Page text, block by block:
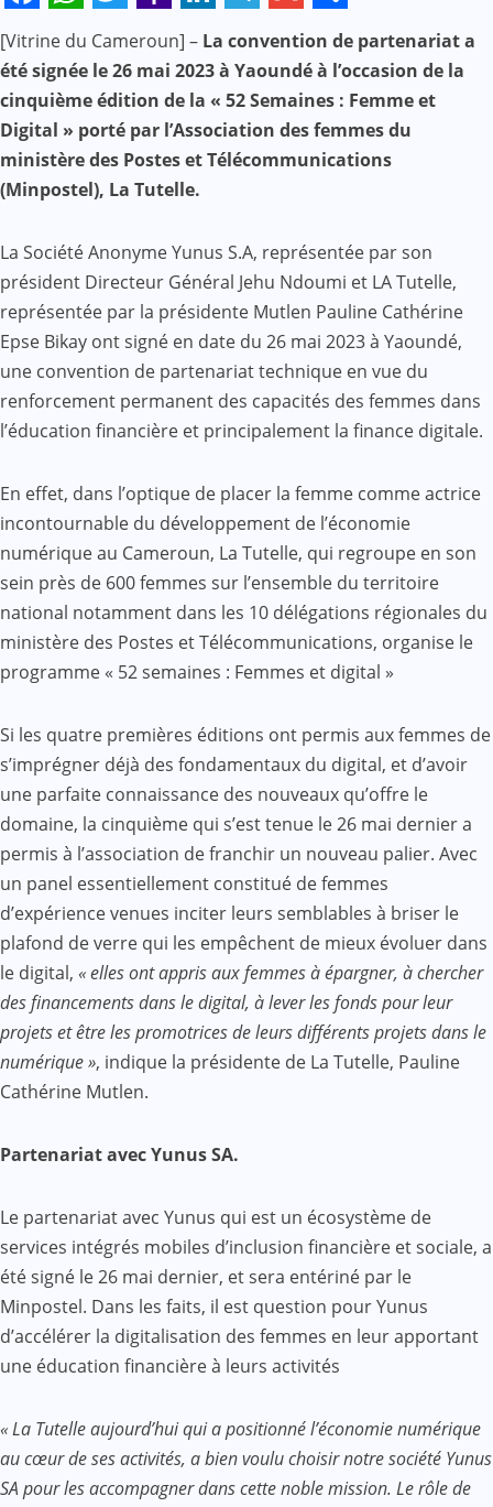
Facebook
WhatsApp
Twitter
Yahoo
Mail
LinkedIn
Telegram
Gmail
Share
[Vitrine du Cameroun] – La convention de partenariat a
été signée le 26 mai 2023 à Yaoundé à l’occasion de la
cinquième édition de la « 52 Semaines : Femme et
Digital » porté par l’Association des femmes du
ministère des Postes et Télécommunications
(Minpostel), La Tutelle.
La Société Anonyme Yunus S.A, représentée par son
président Directeur Général Jehu Ndoumi et LA Tutelle,
représentée par la présidente Mutlen Pauline Cathérine
Epse Bikay ont signé en date du 26 mai 2023 à Yaoundé,
une convention de partenariat technique en vue du
renforcement permanent des capacités des femmes dans
l’éducation financière et principalement la finance digitale.
En effet, dans l’optique de placer la femme comme actrice
incontournable du développement de l’économie
numérique au Cameroun, La Tutelle, qui regroupe en son
sein près de 600 femmes sur l’ensemble du territoire
national notamment dans les 10 délégations régionales du
ministère des Postes et Télécommunications, organise le
programme « 52 semaines : Femmes et digital »
Si les quatre premières éditions ont permis aux femmes de
s’imprégner déjà des fondamentaux du digital, et d’avoir
une parfaite connaissance des nouveaux qu’offre le
domaine, la cinquième qui s’est tenue le 26 mai dernier a
permis à l’association de franchir un nouveau palier. Avec
un panel essentiellement constitué de femmes
d’expérience venues inciter leurs semblables à briser le
plafond de verre qui les empêchent de mieux évoluer dans
le digital, « elles ont appris aux femmes à épargner, à chercher
des financements dans le digital, à lever les fonds pour leur
projets et être les promotrices de leurs différents projets dans le
numérique », indique la présidente de La Tutelle, Pauline
Cathérine Mutlen.
Partenariat avec Yunus SA.
Le partenariat avec Yunus qui est un écosystème de
services intégrés mobiles d’inclusion financière et sociale, a
été signé le 26 mai dernier, et sera entériné par le
Minpostel. Dans les faits, il est question pour Yunus
d’accélérer la digitalisation des femmes en leur apportant
une éducation financière à leurs activités
« La Tutelle aujourd’hui qui a positionné l’économie numérique
au cœur de ses activités, a bien voulu choisir notre société Yunus
SA pour les accompagner dans cette noble mission. Le rôle de